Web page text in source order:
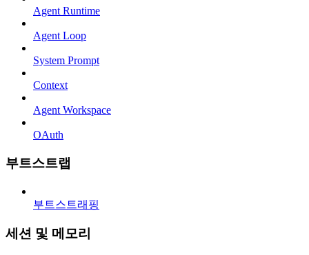
Agent Runtime
Agent Loop
System Prompt
Context
Agent Workspace
OAuth
부트스트랩
부트스트래핑
세션 및 메모리